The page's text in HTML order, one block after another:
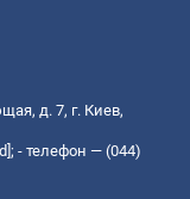
д. 7, г. Киев,
; - телефон — (044)